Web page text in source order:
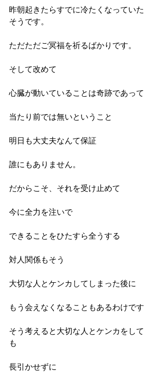
昨朝起きたらすでに冷たくなっていた
そうです。
ただただご冥福を祈るばかりです。
そして改めて
心臓が動いていることは奇跡であって
当たり前では無いということ
明日も大丈夫なんて保証
誰にもありません。
だからこそ、それを受け止めて
今に全力を注いで
できることをひたすら全うする
対人関係もそう
大切な人とケンカしてしまった後に
もう会えなくなることもあるわけです
そう考えると大切な人とケンカをして
も
長引かせずに